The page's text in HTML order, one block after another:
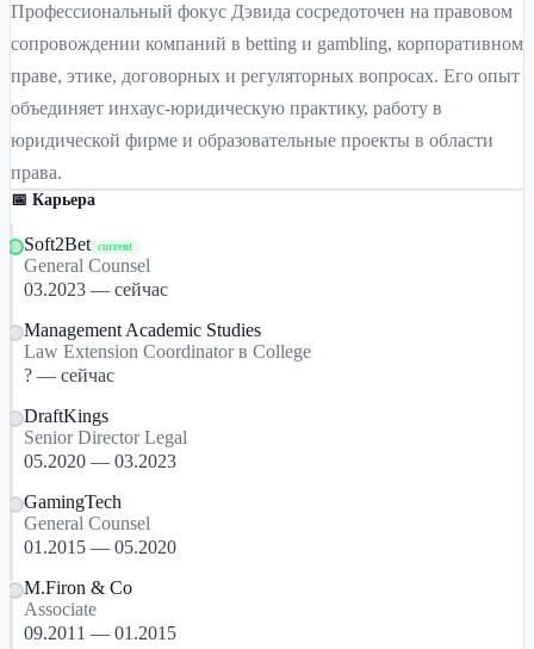
Профессиональный фокус Дэвида сосредоточен на правовом
сопровождении компаний в betting и gambling, корпоративном
праве, этике, договорных и регуляторных вопросах. Его опыт
объединяет инхаус-юридическую практику, работу в
юридической фирме и образовательные проекты в области
права.
📅 Карьера
Soft2Bet current
General Counsel
03.2023 — сейчас
Management Academic Studies
Law Extension Coordinator в College
? — сейчас
DraftKings
Senior Director Legal
05.2020 — 03.2023
GamingTech
General Counsel
01.2015 — 05.2020
M.Firon & Co
Associate
09.2011 — 01.2015